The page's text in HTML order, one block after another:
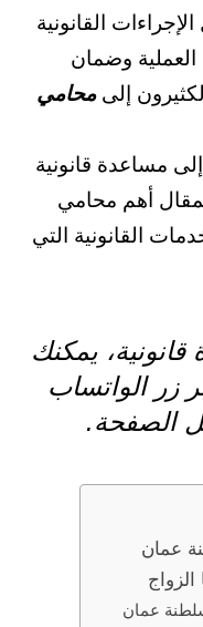
القانونية
وضمان
إلىمحامي
مساعدة قانونية
أهم محامي
القانونية التي
يمكنك
زر الواتساب
الصفحة.
عمان